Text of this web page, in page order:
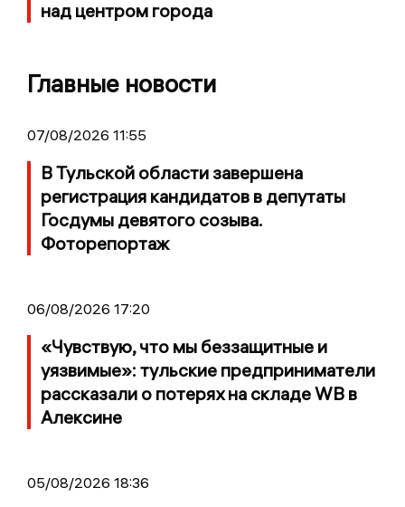
над центром города
Главные новости
07/08/2026 11:55
В Тульской области завершена
регистрация кандидатов в депутаты
Госдумы девятого созыва.
Фоторепортаж
06/08/2026 17:20
«Чувствую, что мы беззащитные и
уязвимые»: тульские предприниматели
рассказали о потерях на складе WB в
Алексине
05/08/2026 18:36